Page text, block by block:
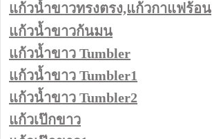
แก้วน้ำขาวทรงตรง,แก้วกาแฟร้อน
แก้วน้ำขาวก้นมน
แก้วน้ำขาว Tumbler
แก้วน้ำขาว Tumbler1
แก้วน้ำขาว Tumbler2
แก้วเป๊กขาว